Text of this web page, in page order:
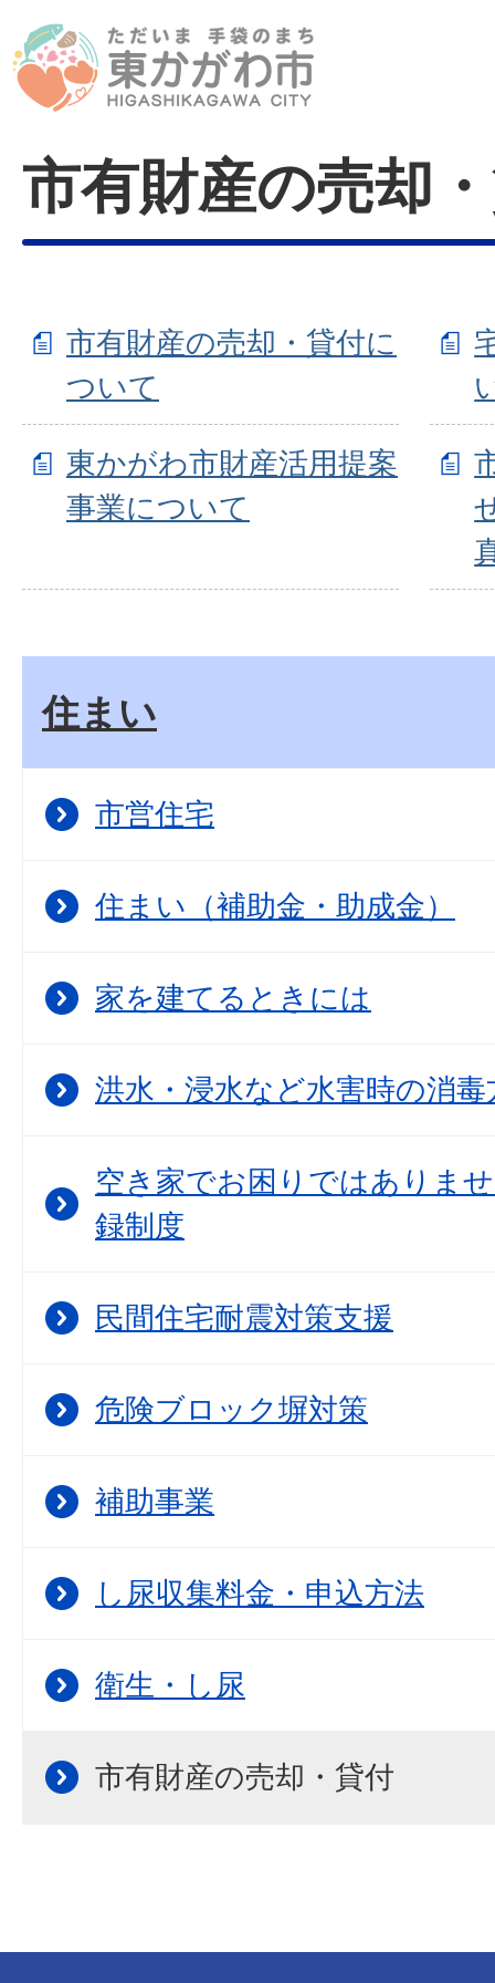
市有財産の売却
市有財産の売却・貸付に
ついて
東かがわ市財産活用提案
事業について
住まい
市営住宅
住まい（補助金・助成金）
家を建てるときには
洪水・浸水など水害時の消毒
空き家でお困りではありま
録制度
民間住宅耐震対策支援
危険ブロック塀対策
補助事業
し尿収集料金・申込方法
衛生・し尿
市有財産の売却・貸付